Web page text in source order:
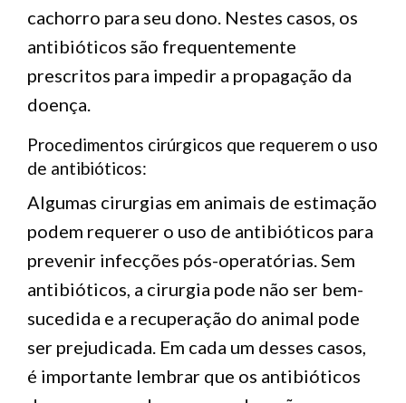
cachorro para seu dono. Nestes casos, os
antibióticos são frequentemente
prescritos para impedir a propagação da
doença.
Procedimentos cirúrgicos que requerem o uso
de antibióticos:
Algumas cirurgias em animais de estimação
podem requerer o uso de antibióticos para
prevenir infecções pós-operatórias. Sem
antibióticos, a cirurgia pode não ser bem-
sucedida e a recuperação do animal pode
ser prejudicada. Em cada um desses casos,
é importante lembrar que os antibióticos